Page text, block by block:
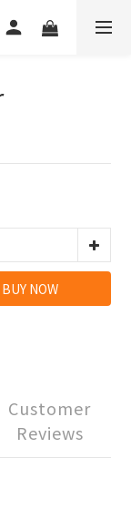
BUY NOW
Customer
Reviews